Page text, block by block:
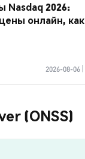
Nasdaq 2026:
онлайн, как
2026-08-06
(ONSS)